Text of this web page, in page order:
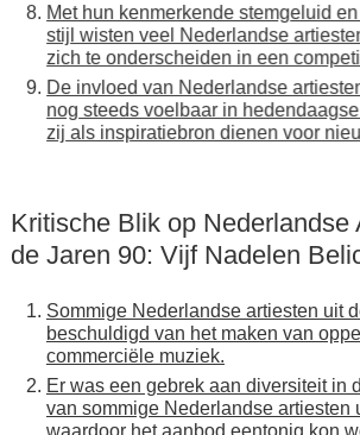
Met hun kenmerkende stemgeluid
stijl wisten veel Nederlandse
zich te onderscheiden in een
De invloed van Nederlandse
nog steeds voelbaar in
zij als inspiratiebron dienen voor
Kritische Blik op Nederlandse
de Jaren 90: Vijf Nadelen
Sommige Nederlandse artiesten uit
beschuldigd van het maken van
commerciële muziek.
Er was een gebrek aan diversiteit in
van sommige Nederlandse artiesten